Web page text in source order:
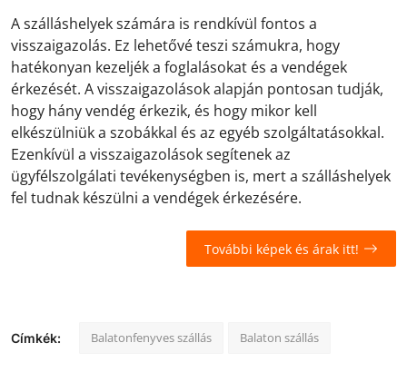
A szálláshelyek számára is rendkívül fontos a
visszaigazolás. Ez lehetővé teszi számukra, hogy
hatékonyan kezeljék a foglalásokat és a vendégek
érkezését. A visszaigazolások alapján pontosan tudják,
hogy hány vendég érkezik, és hogy mikor kell
elkészülniük a szobákkal és az egyéb szolgáltatásokkal.
Ezenkívül a visszaigazolások segítenek az
ügyfélszolgálati tevékenységben is, mert a szálláshelyek
fel tudnak készülni a vendégek érkezésére.
További képek és árak itt!
Címkék: Balatonfenyves szállás Balaton szállás